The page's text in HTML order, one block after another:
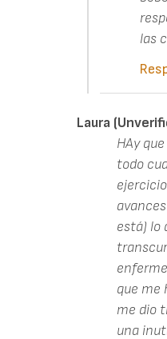
las
Laura
HAy
todo
está) lo
que me
me dio
una